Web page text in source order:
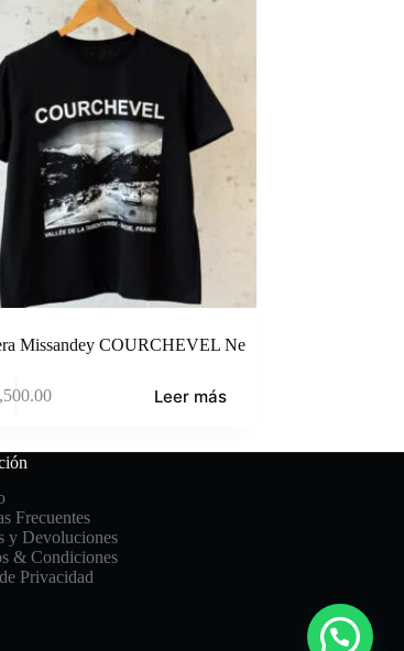
Missandey COURCHEVEL Ne
Leer más
Frecuentes
y Devoluciones
& Condiciones
Privacidad